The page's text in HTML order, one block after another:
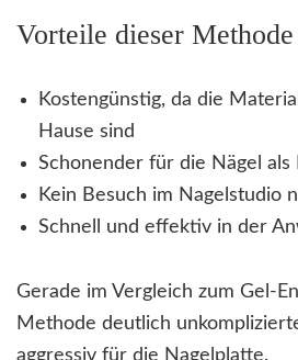
Vorteile dieser Methode
Kostengünstig, da die
Hause sind
Schonender für die Nägel als
Kein Besuch im Nagelstudio
Schnell und effektiv in der
Gerade im Vergleich zum Gel-
Methode deutlich
aggressiv für die Nagelplatte.